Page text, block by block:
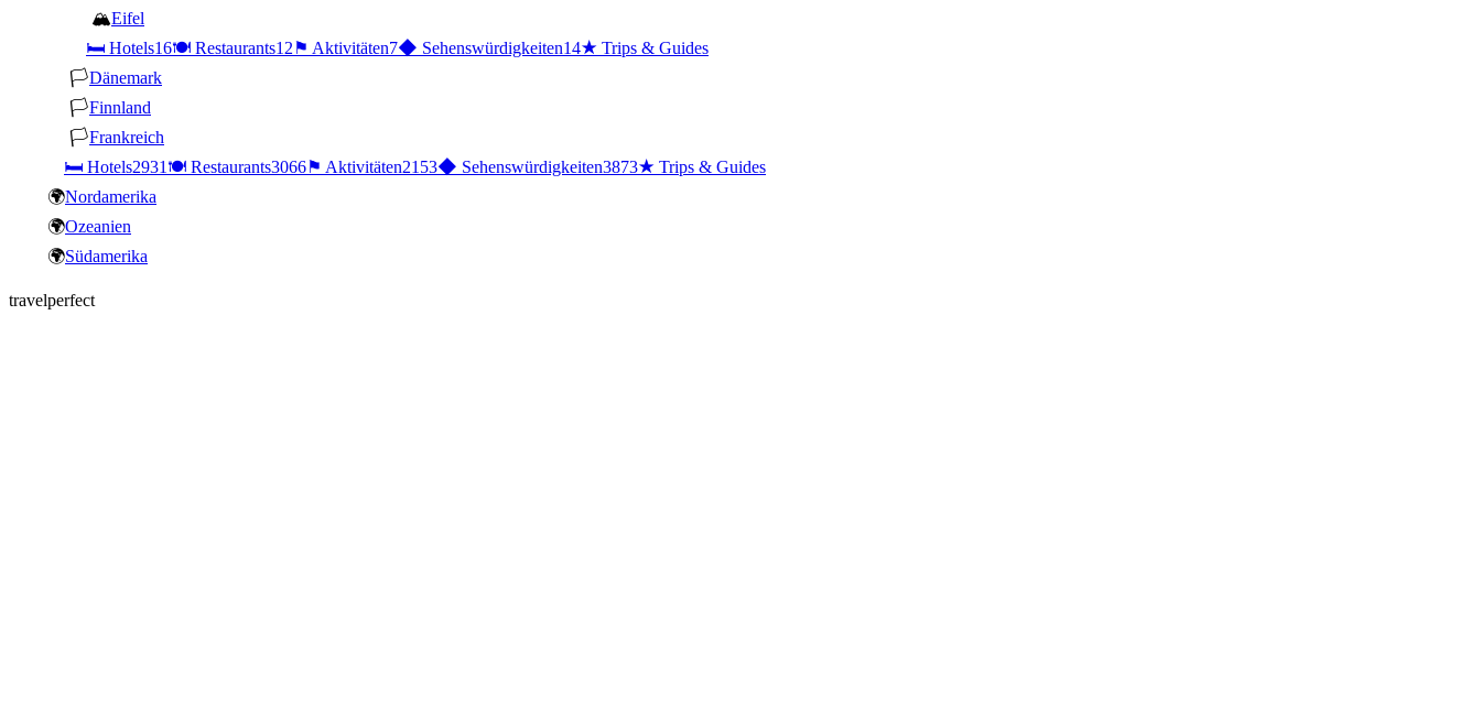
🏔Eifel
🛏 Hotels16🍽 Restaurants12⚑ Aktivitäten7◆ Sehenswürdigkeiten14★ Trips & Guides
🏳Dänemark
🏳Finnland
🏳Frankreich
🛏 Hotels2931 🍽 Restaurants3066⚑ Aktivitäten2153◆ Sehenswürdigkeiten3873★ Trips & Guides
🌍Nordamerika
🌍Ozeanien
🌍Südamerika
travelperfect